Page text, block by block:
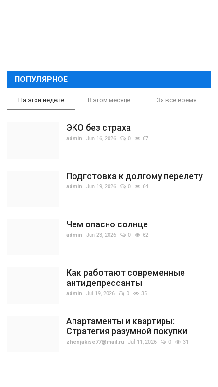
ПОПУЛЯРНОЕ
На этой неделе В этом месяце За все время
ЭКО без страха
admin Jun 16, 2026 0 67
Подготовка к долгому перелету
admin Jun 19, 2026 0 64
Чем опасно солнце
admin Jun 23, 2026 0 62
Как работают современные
антидепрессанты
admin Jul 19, 2026 0 35
Апартаменты и квартиры:
Стратегия разумной покупки
zhenjakise77@mail.ru Jul 11, 2026 0 31